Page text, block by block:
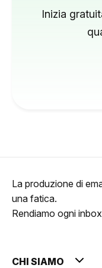
Inizia
La produzione di
una fatica.
Rendiamo ogni
CHI SIAMO